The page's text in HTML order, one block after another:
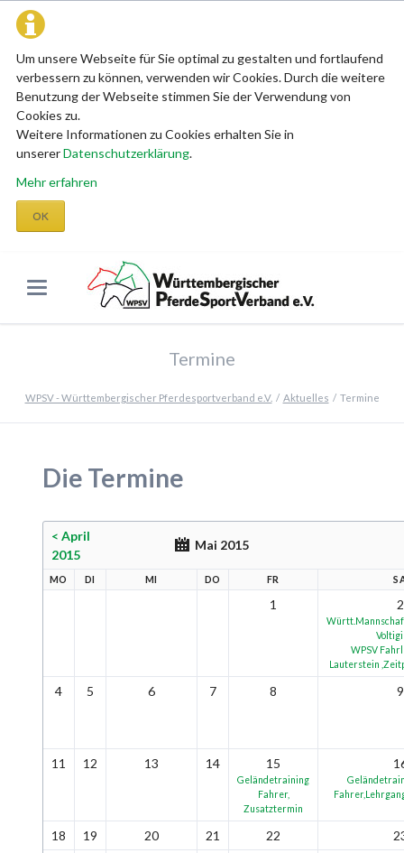
Um unsere Webseite für Sie optimal zu gestalten und fortlaufend
verbessern zu können, verwenden wir Cookies. Durch die weitere
Benutzung der Webseite stimmen Sie der Verwendung von
Cookies zu.
Weitere Informationen zu Cookies erhalten Sie in
unsererDatenschutzerklärung.
Mehr erfahren
OK
Termine
WPSV - Württembergischer Pferdesportverband e.V. Aktuelles Termine
Die Termine
< April
2015
Mai 2015
MO DI MI DO FR
1 2
WPSV
Lauterstein
4 5 6 7 8 9
11 12 13 14 15
Geländetraining
Fahrer,
Zusatztermin
18 19 20 21 22